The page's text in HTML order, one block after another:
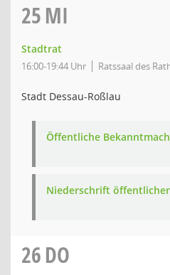
25MI
Stadtrat
16:00-19:44 Uhr Ratssaal des
Stadt Dessau-Roßlau
Öffentliche
Niederschrift öffentlicher
26DO